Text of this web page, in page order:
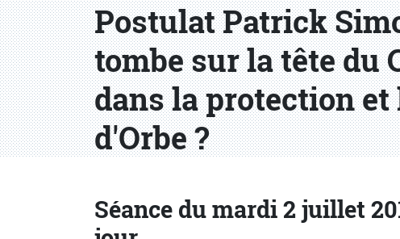
Postulat Patrick
tombe sur la tête du
dans la protection
d'Orbe ?
Séance du mardi 2 juillet